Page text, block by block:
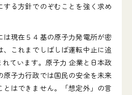
る方針でのぞむことを強く求め
現在５４基の原子力発電所が密
、これまでしばしば運転中止に追
ています。原子力 企業と日本政
原子力行政では国民の安全を未来
とはできません。「想定外」の言